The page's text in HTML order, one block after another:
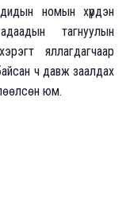
номын хүрдэн
тагнуулын
яллагдагчаар
ч давж заалдах
юм.